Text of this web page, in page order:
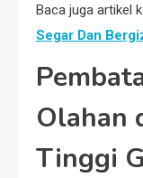
Baca juga artikel
Segar Dan
Olahan
Tinggi